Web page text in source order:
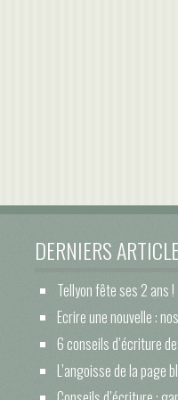
DERNIERS
Tellyon fête ses 2 ans !
Ecrire une nouvelle :
6 conseils d’écriture
L’angoisse de la page